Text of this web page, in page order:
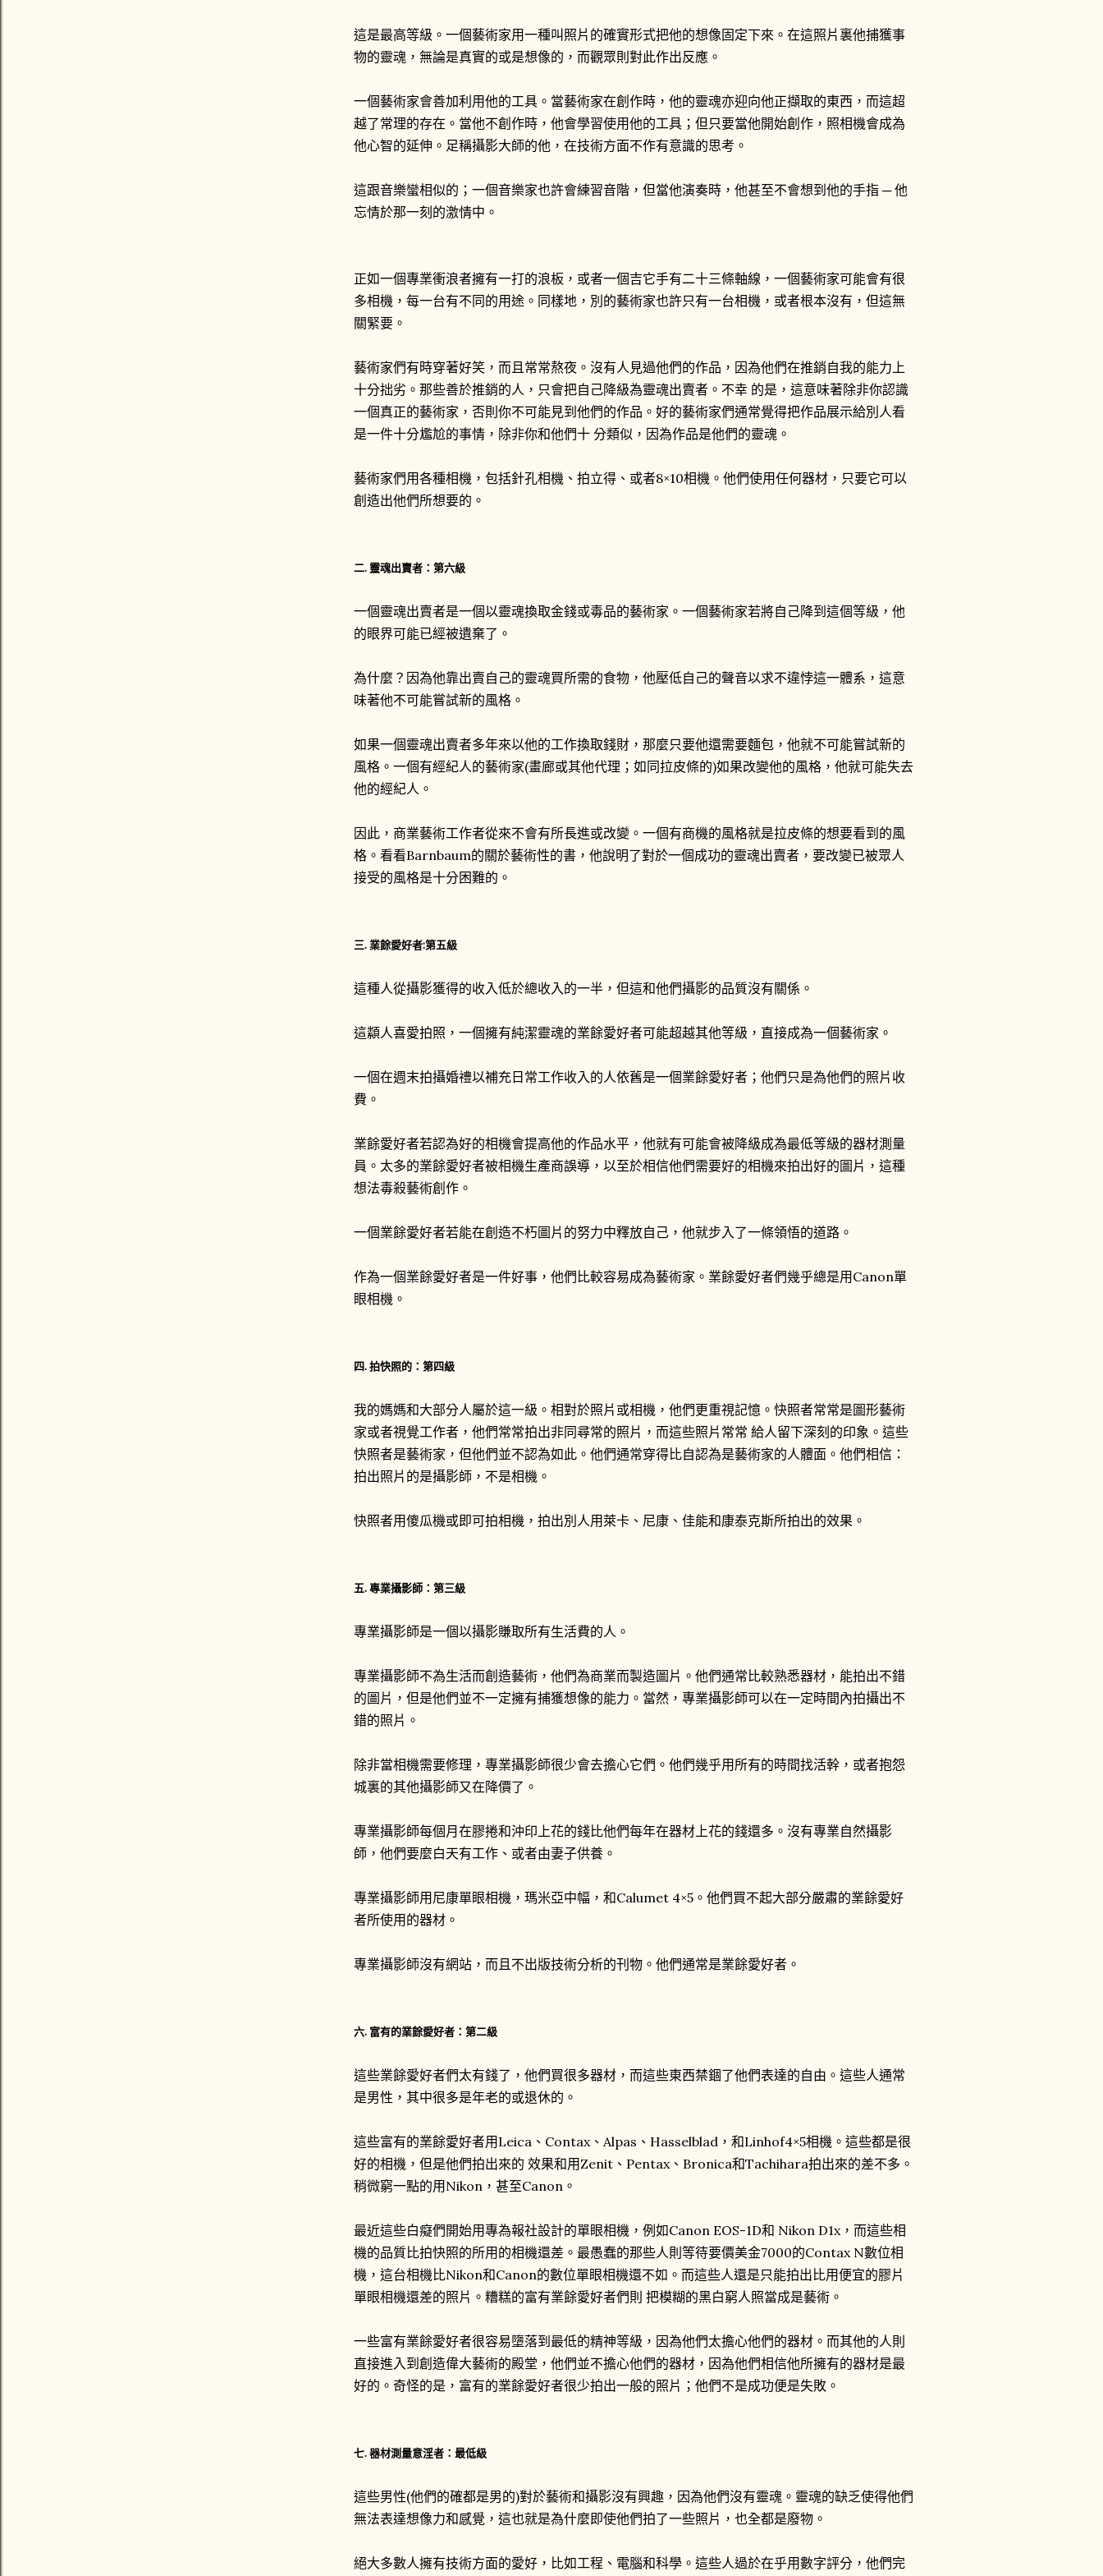
這是最高等級。一個藝術家用一種叫照片的確實形式把他的想像固定下來。在這照片裏他捕獲事
物的靈魂，無論是真實的或是想像的，而觀眾則對此作出反應。
一個藝術家會善加利用他的工具。當藝術家在創作時，他的靈魂亦迎向他正擷取的東西，而這超
越了常理的存在。當他不創作時，他會學習使用他的工具；但只要當他開始創作，照相機會成為
他心智的延伸。足稱攝影大師的他，在技術方面不作有意識的思考。
這跟音樂蠻相似的；一個音樂家也許會練習音階，但當他演奏時，他甚至不會想到他的手指 ─ 他
忘情於那一刻的激情中。
正如一個專業衝浪者擁有一打的浪板，或者一個吉它手有二十三條軸線，一個藝術家可能會有很
多相機，每一台有不同的用途。同樣地，別的藝術家也許只有一台相機，或者根本沒有，但這無
關緊要。
藝術家們有時穿著好笑，而且常常熬夜。沒有人見過他們的作品，因為他們在推銷自我的能力上
十分拙劣。那些善於推銷的人，只會把自己降級為靈魂出賣者。不幸 的是，這意味著除非你認識
一個真正的藝術家，否則你不可能見到他們的作品。好的藝術家們通常覺得把作品展示給別人看
是一件十分尷尬的事情，除非你和他們十 分類似，因為作品是他們的靈魂。
藝術家們用各種相機，包括針孔相機、拍立得、或者8×10相機。他們使用任何器材，只要它可以
創造出他們所想要的。
二. 靈魂出賣者：第六級
一個靈魂出賣者是一個以靈魂換取金錢或毒品的藝術家。一個藝術家若將自己降到這個等級，他
的眼界可能已經被遺棄了。
為什麼？因為他靠出賣自己的靈魂買所需的食物，他壓低自己的聲音以求不違悖這一體系，這意
味著他不可能嘗試新的風格。
如果一個靈魂出賣者多年來以他的工作換取錢財，那麼只要他還需要麵包，他就不可能嘗試新的
風格。一個有經紀人的藝術家(畫廊或其他代理；如同拉皮條的)如果改變他的風格，他就可能失去
他的經紀人。
因此，商業藝術工作者從來不會有所長進或改變。一個有商機的風格就是拉皮條的想要看到的風
格。看看Barnbaum的關於藝術性的書，他說明了對於一個成功的靈魂出賣者，要改變已被眾人
接受的風格是十分困難的。
三. 業餘愛好者:第五級
這種人從攝影獲得的收入低於總收入的一半，但這和他們攝影的品質沒有關係。
這纇人喜愛拍照，一個擁有純潔靈魂的業餘愛好者可能超越其他等級，直接成為一個藝術家。
一個在週末拍攝婚禮以補充日常工作收入的人依舊是一個業餘愛好者；他們只是為他們的照片收
費。
業餘愛好者若認為好的相機會提高他的作品水平，他就有可能會被降級成為最低等級的器材測量
員。太多的業餘愛好者被相機生產商誤導，以至於相信他們需要好的相機來拍出好的圖片，這種
想法毒殺藝術創作。
一個業餘愛好者若能在創造不朽圖片的努力中釋放自己，他就步入了一條領悟的道路。
作為一個業餘愛好者是一件好事，他們比較容易成為藝術家。業餘愛好者們幾乎總是用Canon單
眼相機。
四. 拍快照的：第四級
我的媽媽和大部分人屬於這一級。相對於照片或相機，他們更重視記憶。快照者常常是圖形藝術
家或者視覺工作者，他們常常拍出非同尋常的照片，而這些照片常常 給人留下深刻的印象。這些
快照者是藝術家，但他們並不認為如此。他們通常穿得比自認為是藝術家的人體面。他們相信：
拍出照片的是攝影師，不是相機。
快照者用傻瓜機或即可拍相機，拍出別人用萊卡、尼康、佳能和康泰克斯所拍出的效果。
五. 專業攝影師：第三級
專業攝影師是一個以攝影賺取所有生活費的人。
專業攝影師不為生活而創造藝術，他們為商業而製造圖片。他們通常比較熟悉器材，能拍出不錯
的圖片，但是他們並不一定擁有捕獲想像的能力。當然，專業攝影師可以在一定時間內拍攝出不
錯的照片。
除非當相機需要修理，專業攝影師很少會去擔心它們。他們幾乎用所有的時間找活幹，或者抱怨
城裏的其他攝影師又在降價了。
專業攝影師每個月在膠捲和沖印上花的錢比他們每年在器材上花的錢還多。沒有專業自然攝影
師，他們要麼白天有工作、或者由妻子供養。
專業攝影師用尼康單眼相機，瑪米亞中幅，和Calumet 4×5。他們買不起大部分嚴肅的業餘愛好
者所使用的器材。
專業攝影師沒有網站，而且不出版技術分析的刊物。他們通常是業餘愛好者。
六. 富有的業餘愛好者：第二級
這些業餘愛好者們太有錢了，他們買很多器材，而這些東西禁錮了他們表達的自由。這些人通常
是男性，其中很多是年老的或退休的。
這些富有的業餘愛好者用Leica、Contax、Alpas、Hasselblad，和Linhof4×5相機。這些都是很
好的相機，但是他們拍出來的 效果和用Zenit、Pentax、Bronica和Tachihara拍出來的差不多。
稍微窮一點的用Nikon，甚至Canon。
最近這些白癡們開始用專為報社設計的單眼相機，例如Canon EOS-1D和 Nikon D1x，而這些相
機的品質比拍快照的所用的相機還差。最愚蠢的那些人則等待要價美金7000的Contax N數位相
機，這台相機比Nikon和Canon的數位單眼相機還不如。而這些人還是只能拍出比用便宜的膠片
單眼相機還差的照片。糟糕的富有業餘愛好者們則 把模糊的黑白窮人照當成是藝術。
一些富有業餘愛好者很容易墮落到最低的精神等級，因為他們太擔心他們的器材。而其他的人則
直接進入到創造偉大藝術的殿堂，他們並不擔心他們的器材，因為他們相信他所擁有的器材是最
好的。奇怪的是，富有的業餘愛好者很少拍出一般的照片；他們不是成功便是失敗。
七. 器材測量意淫者：最低級
這些男性(他們的確都是男的)對於藝術和攝影沒有興趣，因為他們沒有靈魂。靈魂的缺乏使得他們
無法表達想像力和感覺，這也就是為什麼即使他們拍了一些照片，也全都是廢物。
絕大多數人擁有技術方面的愛好，比如工程、電腦和科學。這些人過於在乎用數字評分，他們完